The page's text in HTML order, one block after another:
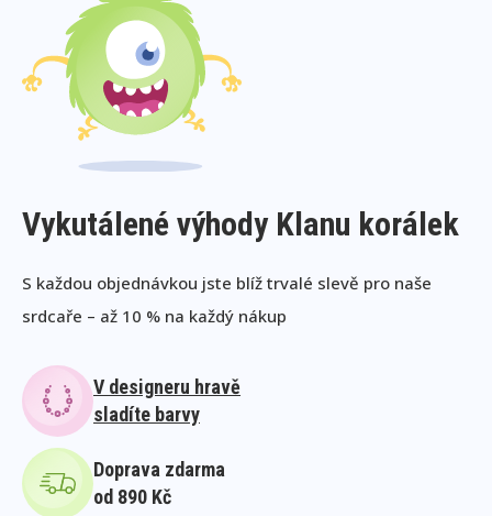
Vykutálené výhody Klanu korálek
S každou objednávkou jste blíž trvalé slevě pro naše
srdcaře – až 10 % na každý nákup
V designeru hravě
sladíte barvy
Doprava zdarma
od 890 Kč